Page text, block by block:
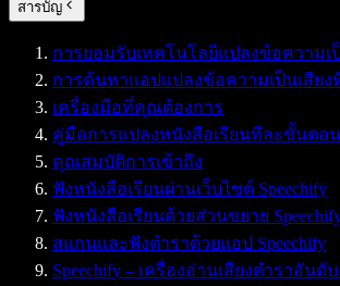
สารบัญ
การยอมรับเทคโนโลยีแปลงข้อความเ
การค้นหาแอปแปลงข้อความเป็นเสียง
เครื่องมือที่คุณต้องการ
คู่มือการแปลงหนังสือเรียนทีละขั้นตอน
คุณสมบัติการเข้าถึง
ฟังหนังสือเรียนผ่านเว็บไซต์ Speechify
ฟังหนังสือเรียนด้วยส่วนขยาย
สแกนและฟังตำราด้วยแอป Speechify
Speechify – เครื่องอ่านเสียงตำราอันดับ